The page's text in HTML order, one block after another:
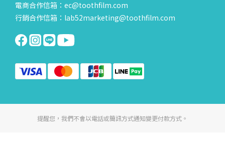
電商合作信箱：ec@toothfilm.com
行銷合作信箱：lab52marketing@toothfilm.com
提醒您，我們不會以電話或簡訊方式通知變更付款方式。